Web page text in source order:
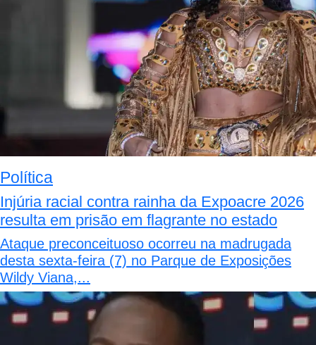
Política
Injúria racial contra rainha da Expoacre 2026
resulta em prisão em flagrante no estado
Ataque preconceituoso ocorreu na madrugada
desta sexta-feira (7) no Parque de Exposições
Wildy Viana,...